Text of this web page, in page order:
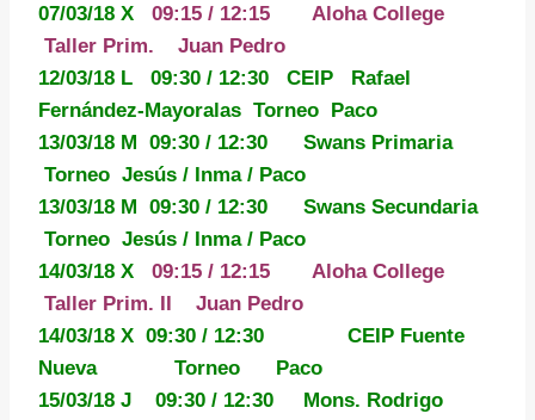
07/03/18 X 09:15 / 12:15 Aloha College
Taller Prim. Juan Pedro
12/03/18 L 09:30 / 12:30 CEIP Rafael
Fernández-Mayoralas Torneo Paco
13/03/18 M 09:30 / 12:30 Swans Primaria
Torneo Jesús / Inma / Paco
13/03/18 M 09:30 / 12:30 Swans Secundaria
Torneo Jesús / Inma / Paco
14/03/18 X 09:15 / 12:15 Aloha College
Taller Prim. II Juan Pedro
14/03/18 X 09:30 / 12:30 CEIP Fuente
Nueva Torneo Paco
15/03/18 J 09:30 / 12:30 Mons. Rodrigo